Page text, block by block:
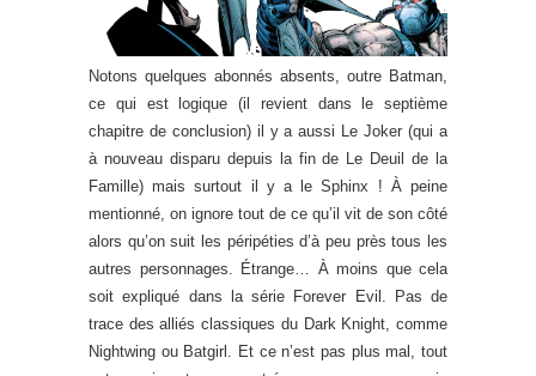
Notons quelques abonnés absents, outre Batman,
ce qui est logique (il revient dans le septième
chapitre de conclusion) il y a aussi Le Joker (qui a
à nouveau disparu depuis la fin de Le Deuil de la
Famille) mais surtout il y a le Sphinx ! À peine
mentionné, on ignore tout de ce qu’il vit de son côté
alors qu’on suit les péripéties d’à peu près tous les
autres personnages. Étrange… À moins que cela
soit expliqué dans la série Forever Evil. Pas de
trace des alliés classiques du Dark Knight, comme
Nightwing ou Batgirl. Et ce n’est pas plus mal, tout